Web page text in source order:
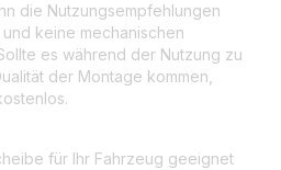
die Nutzungsempfehlungen
keine mechanischen
es während der Nutzung zu
der Montage kommen,
für Ihr Fahrzeug geeignet